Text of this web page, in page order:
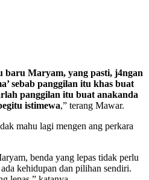
baru Maryam, yang pasti, j4ngan
sebab panggilan itu khas buat
panggilan itu buat anakanda
istimewa,” terang Mawar.
mahu lagi mengen ang perkara
benda yang lepas tidak perlu
kehidupan dan pilihan sendiri.